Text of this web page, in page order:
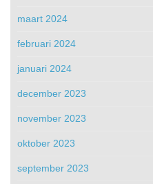
maart 2024
februari 2024
januari 2024
december 2023
november 2023
oktober 2023
september 2023